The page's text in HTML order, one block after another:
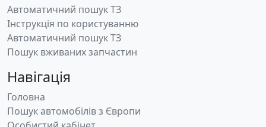
Автоматичний пошук ТЗ
Інструкція по користуванню
Автоматичний пошук ТЗ
Пошук вживаних запчастин
Навігація
Головна
Пошук автомобілів з Європи